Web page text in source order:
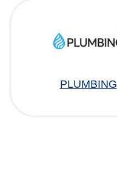
PLUMBING